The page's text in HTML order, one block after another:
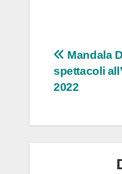
articoli
Mandala
spettacoli
2022